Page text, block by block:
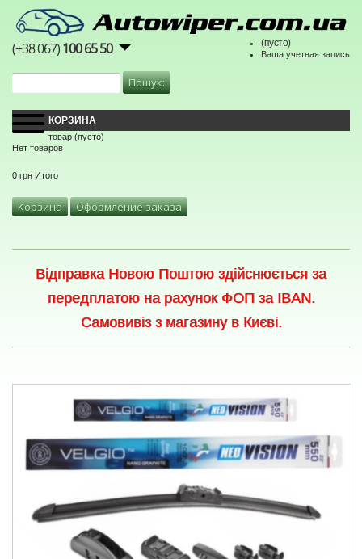
(+38 067)100 65 50 (пусто)
Ваша учетная запись
КОРЗИНА
товар (пусто)
Нет товаров
0 грн Итого
Корзина Оформление заказа
Відправка Новою Поштою здійснюється за
передплатою на рахунок ФОП за IBAN.
Самовивіз з магазину в Києві.